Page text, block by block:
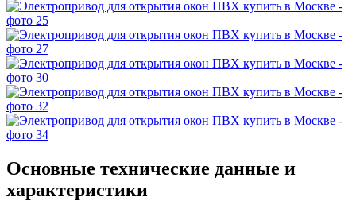
Основные технические данные и
характеристики